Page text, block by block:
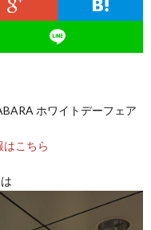
ホワイトデーフェア
こちら